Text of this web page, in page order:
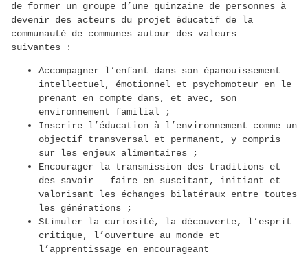
de former un groupe d’une quinzaine de personnes à
devenir des acteurs du projet éducatif de la
communauté de communes autour des valeurs
suivantes :
Accompagner l’enfant dans son épanouissement
intellectuel, émotionnel et psychomoteur en le
prenant en compte dans, et avec, son
environnement familial ;
Inscrire l’éducation à l’environnement comme un
objectif transversal et permanent, y compris
sur les enjeux alimentaires ;
Encourager la transmission des traditions et
des savoir – faire en suscitant, initiant et
valorisant les échanges bilatéraux entre toutes
les générations ;
Stimuler la curiosité, la découverte, l’esprit
critique, l’ouverture au monde et
l’apprentissage en encourageant